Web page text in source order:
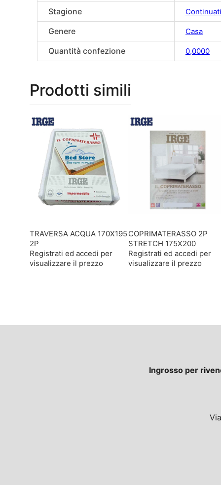
Stagione
Genere Casa
Quantità confezione 0,0000
Prodotti simili
TRAVERSA ACQUA 170X195
2P
Registrati ed accedi per
visualizzare il prezzo
COPRIMATERASSO 2P
STRETCH 175X200
Registrati ed accedi per
visualizzare il prezzo
Ingrosso per